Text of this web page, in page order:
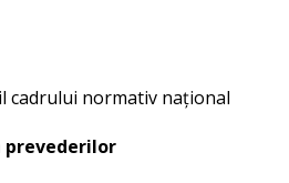
cadrului normativ naţional
prevederilor